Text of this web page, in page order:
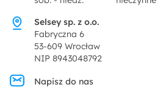
Promocje
Pytania i odpowiedzi
Regulamin
Polityka prywatności
Selsey sp. z o.o.
Fabryczna 6
53-609 Wrocław
NIP 8943048792
Napisz do nas